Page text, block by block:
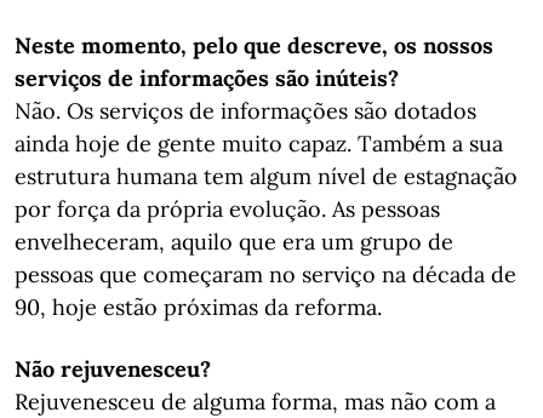
Neste momento, pelo que descreve, os nossos
serviços de informações são inúteis?
Não. Os serviços de informações são dotados
ainda hoje de gente muito capaz. Também a sua
estrutura humana tem algum nível de estagnação
por força da própria evolução. As pessoas
envelheceram, aquilo que era um grupo de
pessoas que começaram no serviço na década de
90, hoje estão próximas da reforma.
Não rejuvenesceu?
Rejuvenesceu de alguma forma, mas não com a